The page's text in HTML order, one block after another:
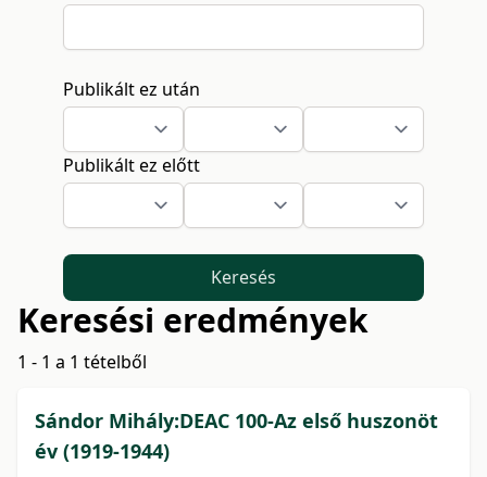
Publikált ez után
Publikált ez előtt
Keresés
Keresési eredmények
1 - 1 a 1 tételből
Sándor Mihály:DEAC 100-Az első huszonöt
év (1919-1944)